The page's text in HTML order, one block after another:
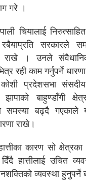
गरे ।
चियालाई
रबैयाप्रति सरकारले
राखे । उनले
रही काम गर्नुपर्ने
प्रदेशसभा
बाहुण्डाँगी
समस्या बढ्दै गएकाले
राखे।
कारण सो
हात्तीलाई उचित
व्यवस्था हुनुपर्ने